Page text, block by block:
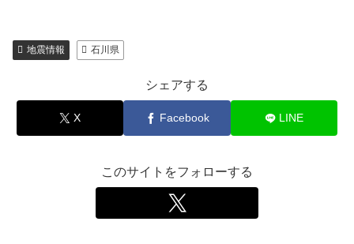
地震情報 石川県
シェアする
X Facebook LINE
このサイトをフォローする